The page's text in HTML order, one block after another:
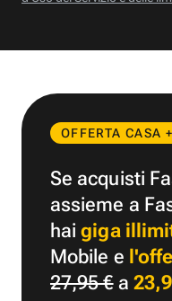
OFFERTA CASA
Se acquisti
assieme a
haigiga
Mobile e
27,95 €a